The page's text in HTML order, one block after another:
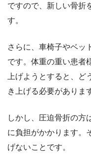
ですので、新しい骨折
す。
さらに、車椅子やベッ
です。体重の重い患者
上げようとすると、ど
き上げる必要がありま
しかし、圧迫骨折の方
に負担がかかります。
げないことです。